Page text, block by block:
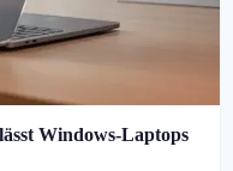
Windows-Laptops